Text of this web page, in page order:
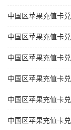
中国区苹果充值卡
中国区苹果充值卡
中国区苹果充值卡
中国区苹果充值卡
中国区苹果充值卡
中国区苹果充值卡